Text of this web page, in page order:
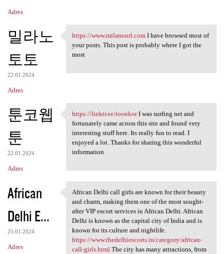
Adres
밀라노
토토
22.01.2024
Adres
https://www.milanourl.com I
https://www.milanourl.comI have browsed most of
your posts. This post is probably where I got the
most
툰코웹
툰
22.01.2024
Adres
https://linktr.ee/toonkor I
https://linktr.ee/toonkorI was surfing net and
fortunately came across this site and found very
interesting stuff here. Its really fun to read. I
enjoyed a lot. Thanks for sharing this wonderful
information
African
Delhi E...
25.01.2024
Adres
African Delhi call girls are
African Delhi call girls are known for their beauty
and charm, making them one of the most sought-
after VIP escort services in African Delhi. African
Delhi is known as the capital city of India and is
known for its culture and nightlife.
https://www.thedelhiescorts.in/category/african-
call-girls.html The city has many attractions, from